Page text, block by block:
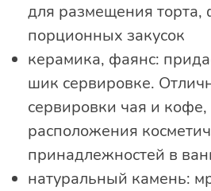
для размещения торта,
порционных закусок
керамика, фаянс:
шик сервировке.
сервировки чая и
расположения
принадлежностей в
натуральный камень: